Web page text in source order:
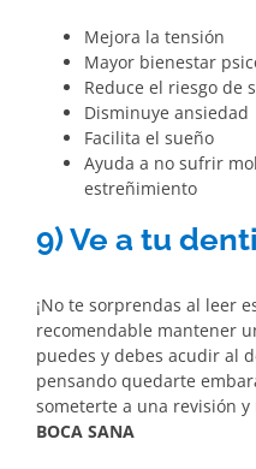
Mejora la tensión
Mayor bienestar
Reduce el riesgo de
Disminuye ansiedad
Facilita el sueño
Ayuda a no sufrir
estreñimiento
9) Ve a tu
¡No te sorprendas al leer
recomendable mantener
puedes y debes acudir al
pensando quedarte
someterte a una revisión
BOCA SANA